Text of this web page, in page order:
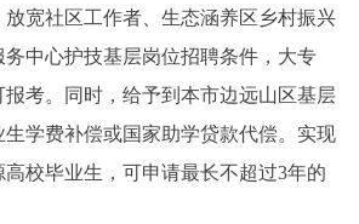
图说北京 视频北京
宽社区工作者、生态涵养区乡村振兴
中心护技基层岗位招聘条件，大专
报考。同时，给予到本市边远山区基层
学费补偿或国家助学贷款代偿。实现
校毕业生，可申请最长不超过3年的